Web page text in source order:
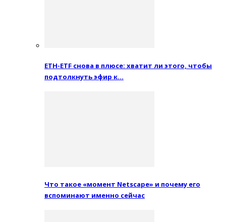
ETH-ETF снова в плюсе: хватит ли этого, чтобы
подтолкнуть эфир к…
Что такое «момент Netscape» и почему его
вспоминают именно сейчас